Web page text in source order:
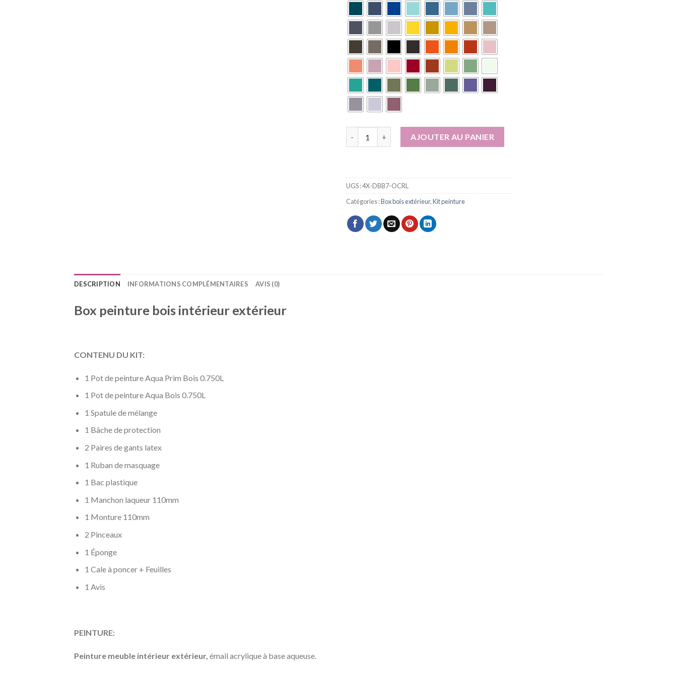
AJOUTER AU PANIER
UGS :4X-DBB7-OCRL
Catégories :Box bois extérieur,Kit peinture
DESCRIPTION INFORMATIONS COMPLÉMENTAIRES AVIS (0)
Box peinture bois intérieur extérieur
CONTENU DU KIT:
1 Pot de peinture Aqua Prim Bois 0.750L
1 Pot de peinture Aqua Bois 0.750L
1 Spatule de mélange
1 Bâche de protection
2 Paires de gants latex
1 Ruban de masquage
1 Bac plastique
1 Manchon laqueur 110mm
1 Monture 110mm
2 Pinceaux
1 Éponge
1 Cale à poncer + Feuilles
1 Avis
PEINTURE:
Peinture meuble intérieur extérieur, émail acrylique à base aqueuse.